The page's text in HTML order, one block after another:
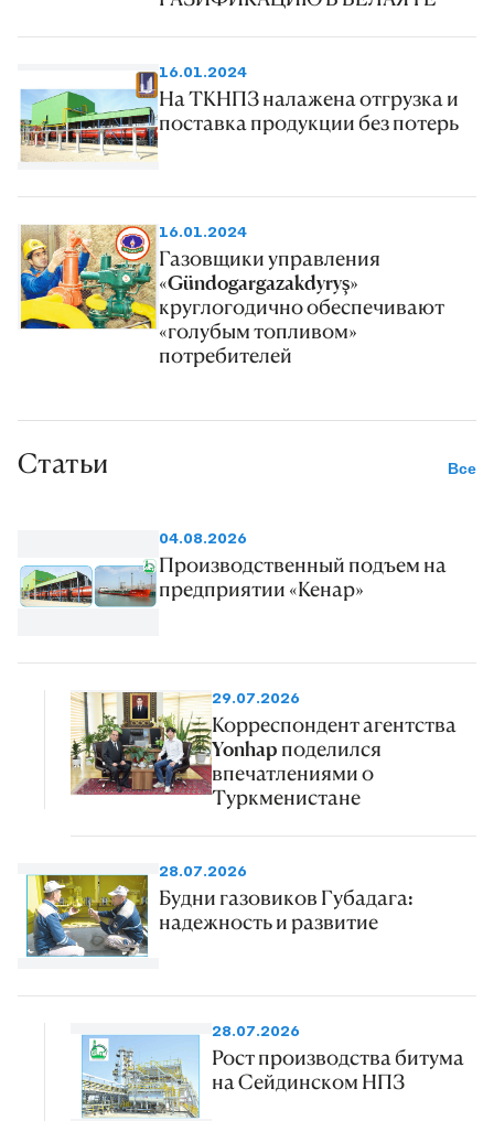
16.01.2024
На ТКНПЗ налажена отгрузка и
поставка продукции без потерь
16.01.2024
Газовщики управления
«Gündogargazakdyryş»
круглогодично обеспечивают
«голубым топливом»
потребителей
Статьи Все
04.08.2026
Производственный подъем на
предприятии «Кенар»
29.07.2026
Корреспондент агентства
Yonhap поделился
впечатлениями о
Туркменистане
28.07.2026
Будни газовиков Губадага:
надежность и развитие
28.07.2026
Рост производства битума
на Сейдинском НПЗ